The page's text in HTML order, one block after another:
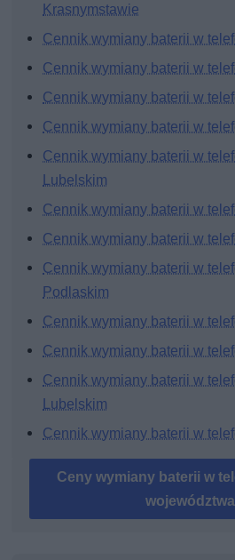
Krasnymstawie
Cennik wymiany baterii w
Cennik wymiany baterii w
Cennik wymiany baterii w
Cennik wymiany baterii w
Cennik wymiany baterii w
Lubelskim
Cennik wymiany baterii w
Cennik wymiany baterii w
Cennik wymiany baterii w
Podlaskim
Cennik wymiany baterii w
Cennik wymiany baterii w
Cennik wymiany baterii w
Lubelskim
Cennik wymiany baterii w
Ceny wymiany baterii w